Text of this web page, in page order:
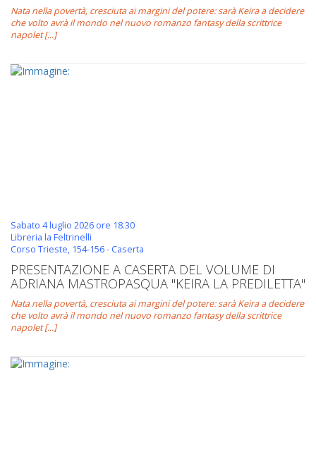
Nata nella povertà, cresciuta ai margini del potere: sarà Keira a decidere
che volto avrà il mondo nel nuovo romanzo fantasy della scrittrice
napolet [...]
Sabato 4 luglio 2026 ore 18.30
Libreria la Feltrinelli
Corso Trieste, 154-156 - Caserta
PRESENTAZIONE A CASERTA DEL VOLUME DI
ADRIANA MASTROPASQUA "KEIRA LA PREDILETTA"
Nata nella povertà, cresciuta ai margini del potere: sarà Keira a decidere
che volto avrà il mondo nel nuovo romanzo fantasy della scrittrice
napolet [...]